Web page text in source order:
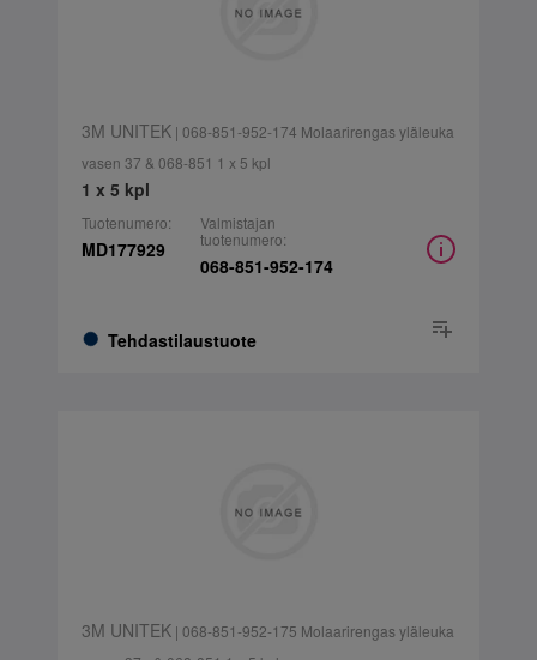
3M UNITEK| 068-851-952-174 Molaarirengas yläleuka
vasen 37 & 068-851 1 x 5 kpl
1 x 5 kpl
Tuotenumero:
MD177929
Tehdastilaustuote
Valmistajan
tuotenumero:
068-851-952-174
3M UNITEK| 068-851-952-175 Molaarirengas yläleuka